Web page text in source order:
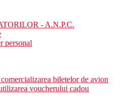
- A.N.P.C.
personal
biletelor de avion
voucherului cadou